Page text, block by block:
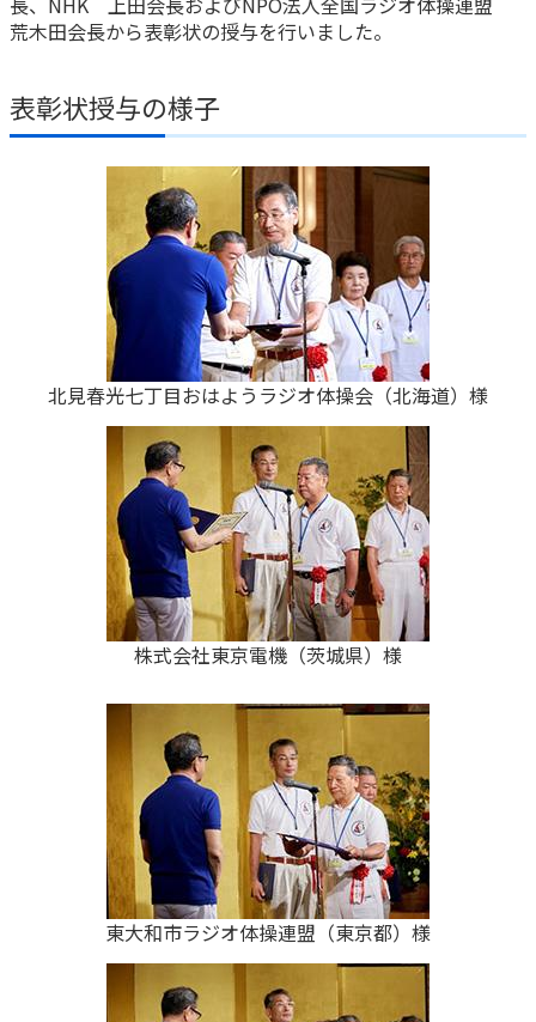
荒木田会長から表彰状の授与を行いました。
表彰状授与の様子
北見春光七丁目おはようラジオ体操会（北海道）様
株式会社東京電機（茨城県）様
東大和市ラジオ体操連盟（東京都）様